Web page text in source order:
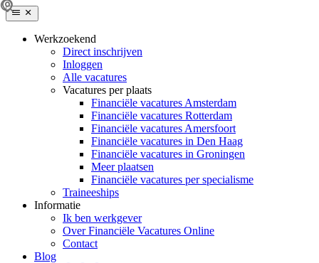
Werkzoekend
Direct inschrijven
Inloggen
Alle vacatures
Vacatures per plaats
Financiële vacatures Amsterdam
Financiële vacatures Rotterdam
Financiële vacatures Amersfoort
Financiële vacatures in Den Haag
Financiële vacatures in Groningen
Meer plaatsen
Financiële vacatures per specialisme
Traineeships
Informatie
Ik ben werkgever
Over Financiële Vacatures Online
Contact
Blog